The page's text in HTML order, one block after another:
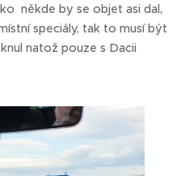
někde by se objet asi dal,
speciály, tak to musí být
natož pouze s Dacii